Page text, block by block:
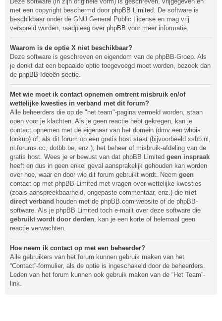
met een copyright beschermd door phpBB Limited. De software is
beschikbaar onder de GNU General Public License en mag vrij
verspreid worden, raadpleeg over phpBB voor meer informatie.
Waarom is de optie X niet beschikbaar?
Deze software is geschreven en eigendom van de phpBB-Groep. Als
je denkt dat een bepaalde optie toegevoegd moet worden, bezoek dan
de phpBB Ideeën sectie.
Met wie moet ik contact opnemen omtrent misbruik en/of
wettelijke kwesties in verband met dit forum?
Alle beheerders die op de "het team"-pagina vermeld worden, staan
open voor je klachten. Als je geen reactie hebt gekregen, kan je
contact opnemen met de eigenaar van het domein (dmv een whois
lookup) of, als dit forum op een gratis host staat (bijvoorbeeld xsbb.nl,
nl.forums.cc, dotbb.be, enz.), het beheer of misbruik-afdeling van de
gratis host. Wees je er bewust van dat phpBB Limited geen inspraak
heeft en dus in geen enkel geval aansprakelijk gehouden kan worden
over hoe, waar en door wie dit forum gebruikt wordt. Neem geen
contact op met phpBB Limited met vragen over wettelijke kwesties
(zoals aanspreekbaarheid, ongepaste commentaar, enz.) die niet
direct verband houden met de phpBB.com-website of de phpBB-
software. Als je phpBB Limited toch e-mailt over deze software die
gebruikt wordt door derden, kan je een korte of helemaal geen
reactie verwachten.
Hoe neem ik contact op met een beheerder?
Alle gebruikers van het forum kunnen gebruik maken van het
“Contact”-formulier, als de optie is ingeschakeld door de beheerders.
Leden van het forum kunnen ook gebruik maken van de “Het Team”-
link.